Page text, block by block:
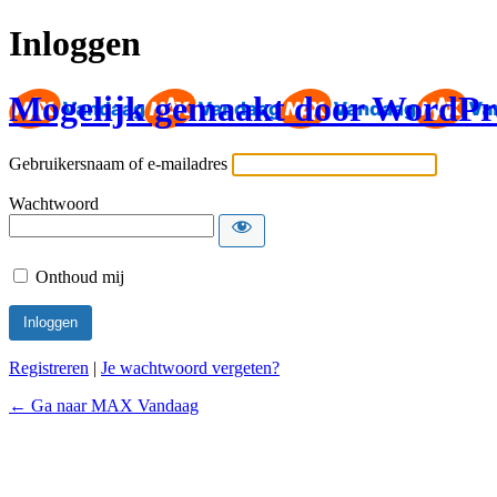
Inloggen
Mogelijk gemaakt door
Gebruikersnaam of e-mailadres
Wachtwoord
Onthoud mij
Registreren | Je wachtwoord vergeten?
← Ga naar MAX Vandaag